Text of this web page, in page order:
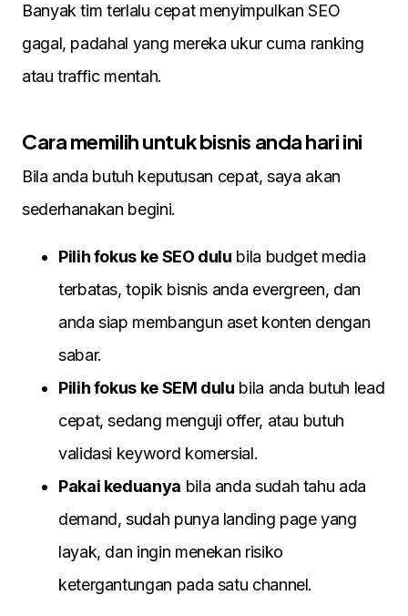
Banyak tim terlalu cepat menyimpulkan SEO
gagal, padahal yang mereka ukur cuma ranking
atau traffic mentah.
Cara memilih untuk bisnis anda hari ini
Bila anda butuh keputusan cepat, saya akan
sederhanakan begini.
Pilih fokus ke SEO dulu bila budget media
terbatas, topik bisnis anda evergreen, dan
anda siap membangun aset konten dengan
sabar.
Pilih fokus ke SEM dulu bila anda butuh lead
cepat, sedang menguji offer, atau butuh
validasi keyword komersial.
Pakai keduanya bila anda sudah tahu ada
demand, sudah punya landing page yang
layak, dan ingin menekan risiko
ketergantungan pada satu channel.